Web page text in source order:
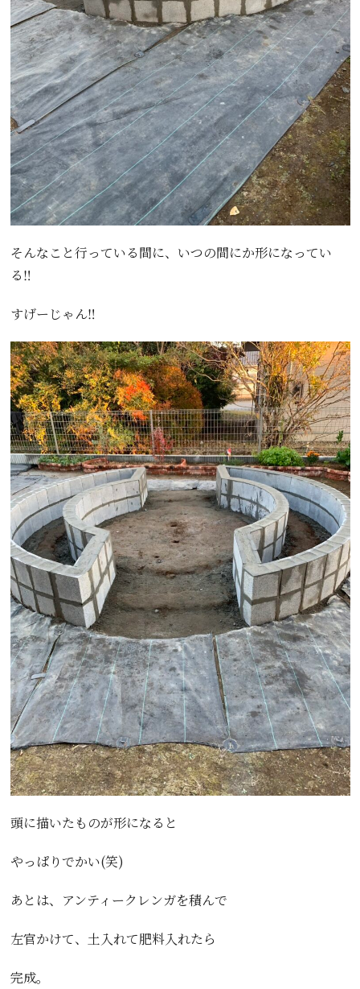
そんなこと行っている間に、いつの間にか形になってい
る‼️
すげーじゃん‼️
頭に描いたものが形になると
やっぱりでかい(笑)
あとは、アンティークレンガを積んで
左官かけて、土入れて肥料入れたら
完成。